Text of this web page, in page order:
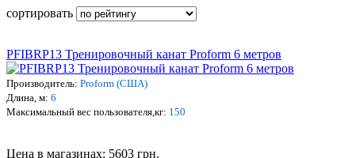
сортировать
PFIBRP13 Тренировочный канат Proform 6 метров
Производитель: Proform (США)
Длина, м: 6
Максимальный вес пользователя,кг: 150
Цена в магазинах: 5603 грн.